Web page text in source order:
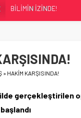
BİLİMİN İZİNDE!
TIR’A ‘ZEHİR’ BASKINI!
UÇURUMDA CAN
SAMSUN YANACAK!
» HAKİM KARŞISINDA!
gerçekleştirilen